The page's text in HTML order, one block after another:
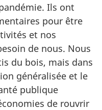
Ils ont
pour être
et nos
de nous. Nous
du bois, mais dans
généralisée et le
publique
de rouvrir